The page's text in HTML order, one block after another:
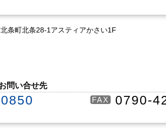
条町北条28-1アスティアかさい1F
問い合せ先
FAX 0790-